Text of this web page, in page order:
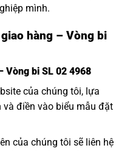
mình.
hàng – Vòng bi
Vòng bi SL 02 4968
của chúng tôi, lựa
điền vào biểu mẫu đặt
của chúng tôi sẽ liên hệ